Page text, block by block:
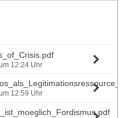
12:24 Uhr
12:59 Uhr